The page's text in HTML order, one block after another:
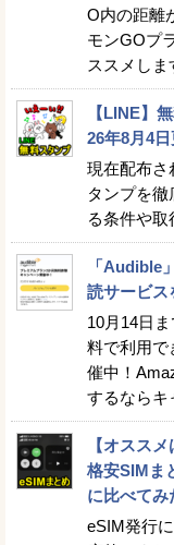
O内の距離
モンGOプ
ススメしま
【LINE】
26年8月4
現在配布さ
タンプを
る条件や
「Audible
読サービス
10月14日
料で利用で
催中！
するならキ
【オスス
格安SIMま
に比べて
eSIM発行